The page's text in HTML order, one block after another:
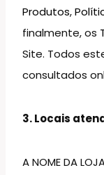
Produtos,
finalmente, os
Site. Todos
consultados
3. Locais
A NOME DA